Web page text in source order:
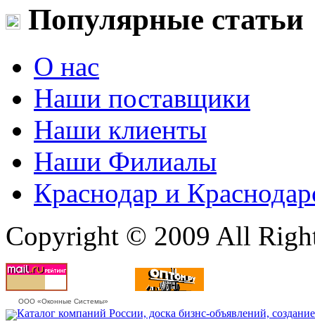
Популярные статьи
О нас
Наши поставщики
Наши клиенты
Наши Филиалы
Краснодар и
Copyright © 2009 All
ООО «Оконные Системы»